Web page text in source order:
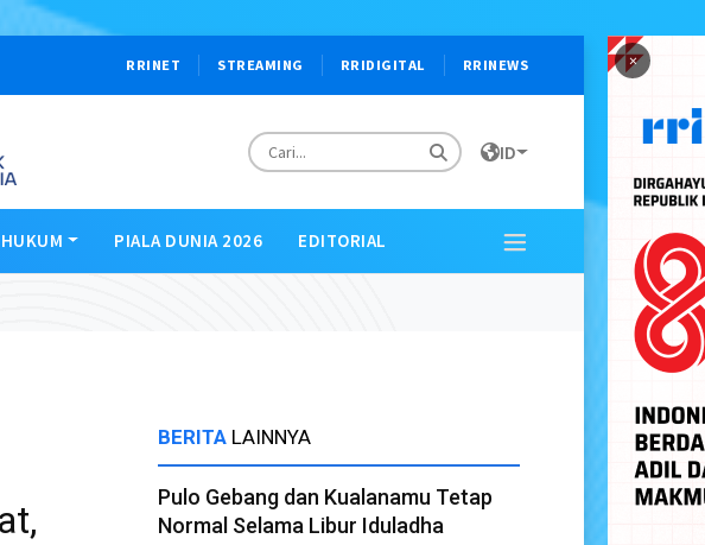
×
RRINET STREAMING RRIDIGITAL RRINEWS
ID
HUKUM PIALA DUNIA 2026 EDITORIAL
BERITA LAINNYA
Pulo Gebang dan Kualanamu Tetap
Normal Selama Libur Iduladha